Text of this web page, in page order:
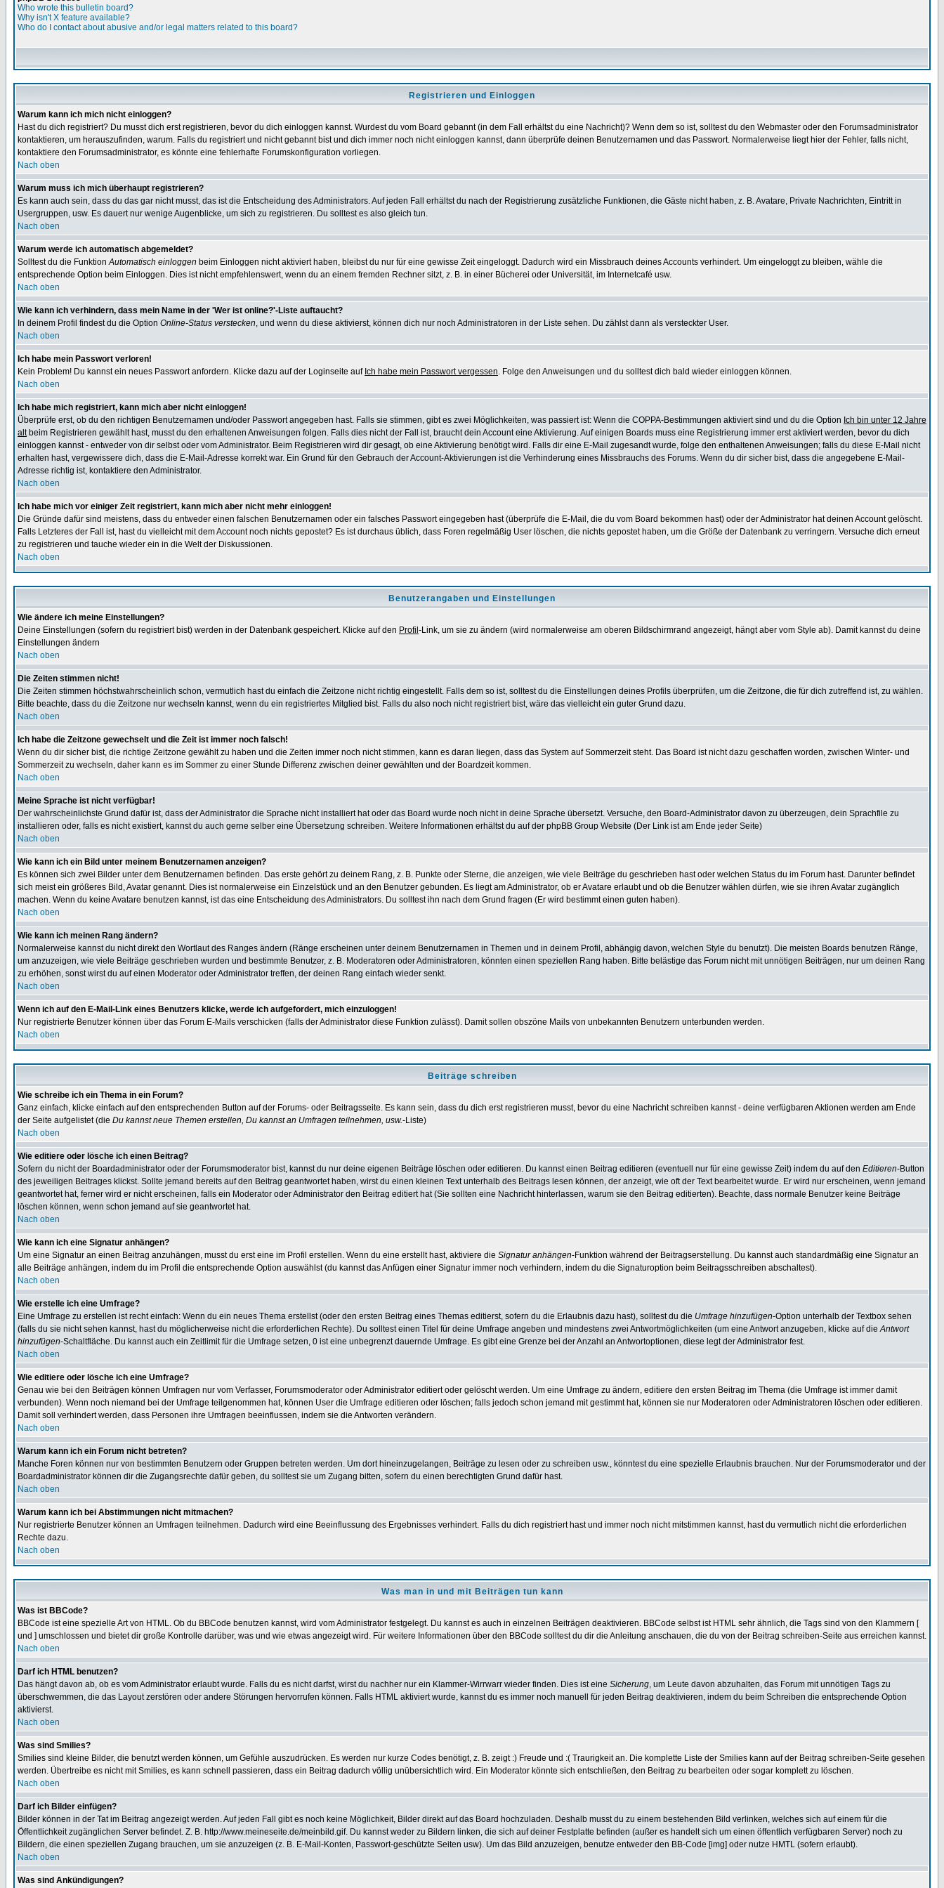
Who wrote this bulletin board?
Why isn't X feature available?
Who do I contact about abusive and/or legal matters related to this board?
Registrieren und Einloggen
Warum kann ich mich nicht einloggen?
Hast du dich registriert? Du musst dich erst registrieren, bevor du dich einloggen kannst. Wurdest du vom Board gebannt (in dem Fall erhältst du eine Nachricht)? Wenn dem so ist, solltest du den Webmaster oder den Forumsadministrator
kontaktieren, um herauszufinden, warum. Falls du registriert und nicht gebannt bist und dich immer noch nicht einloggen kannst, dann überprüfe deinen Benutzernamen und das Passwort. Normalerweise liegt hier der Fehler, falls nicht,
kontaktiere den Forumsadministrator, es könnte eine fehlerhafte Forumskonfiguration vorliegen.
Nach oben
Warum muss ich mich überhaupt registrieren?
Es kann auch sein, dass du das gar nicht musst, das ist die Entscheidung des Administrators. Auf jeden Fall erhältst du nach der Registrierung zusätzliche Funktionen, die Gäste nicht haben, z. B. Avatare, Private Nachrichten, Eintritt in
Usergruppen, usw. Es dauert nur wenige Augenblicke, um sich zu registrieren. Du solltest es also gleich tun.
Nach oben
Warum werde ich automatisch abgemeldet?
Solltest du die FunktionAutomatisch einloggen beim Einloggen nicht aktiviert haben, bleibst du nur für eine gewisse Zeit eingeloggt. Dadurch wird ein Missbrauch deines Accounts verhindert. Um eingeloggt zu bleiben, wähle die
entsprechende Option beim Einloggen. Dies ist nicht empfehlenswert, wenn du an einem fremden Rechner sitzt, z. B. in einer Bücherei oder Universität, im Internetcafé usw.
Nach oben
Wie kann ich verhindern, dass mein Name in der 'Wer ist online?'-Liste auftaucht?
In deinem Profil findest du die Option Online-Status verstecken, und wenn du diese aktivierst, können dich nur noch Administratoren in der Liste sehen. Du zählst dann als versteckter User.
Nach oben
Ich habe mein Passwort verloren!
Kein Problem! Du kannst ein neues Passwort anfordern. Klicke dazu auf der Loginseite auf Ich habe mein Passwort vergessen. Folge den Anweisungen und du solltest dich bald wieder einloggen können.
Nach oben
Ich habe mich registriert, kann mich aber nicht einloggen!
Überprüfe erst, ob du den richtigen Benutzernamen und/oder Passwort angegeben hast. Falls sie stimmen, gibt es zwei Möglichkeiten, was passiert ist: Wenn die COPPA-Bestimmungen aktiviert sind und du die Option Ich bin unter 12 Jahre
altbeim Registrieren gewählt hast, musst du den erhaltenen Anweisungen folgen. Falls dies nicht der Fall ist, braucht dein Account eine Aktivierung. Auf einigen Boards muss eine Registrierung immer erst aktiviert werden, bevor du dich
einloggen kannst - entweder von dir selbst oder vom Administrator. Beim Registrieren wird dir gesagt, ob eine Aktivierung benötigt wird. Falls dir eine E-Mail zugesandt wurde, folge den enthaltenen Anweisungen; falls du diese E-Mail nicht
erhalten hast, vergewissere dich, dass die E-Mail-Adresse korrekt war. Ein Grund für den Gebrauch der Account-Aktivierungen ist die Verhinderung eines Missbrauchs des Forums. Wenn du dir sicher bist, dass die angegebene E-Mail-
Adresse richtig ist, kontaktiere den Administrator.
Nach oben
Ich habe mich vor einiger Zeit registriert, kann mich aber nicht mehr einloggen!
Die Gründe dafür sind meistens, dass du entweder einen falschen Benutzernamen oder ein falsches Passwort eingegeben hast (überprüfe die E-Mail, die du vom Board bekommen hast) oder der Administrator hat deinen Account gelöscht.
Falls Letzteres der Fall ist, hast du vielleicht mit dem Account noch nichts gepostet? Es ist durchaus üblich, dass Foren regelmäßig User löschen, die nichts gepostet haben, um die Größe der Datenbank zu verringern. Versuche dich erneut
zu registrieren und tauche wieder ein in die Welt der Diskussionen.
Nach oben
Benutzerangaben und Einstellungen
Wie ändere ich meine Einstellungen?
Deine Einstellungen (sofern du registriert bist) werden in der Datenbank gespeichert. Klicke auf den Profil -Link, um sie zu ändern (wird normalerweise am oberen Bildschirmrand angezeigt, hängt aber vom Style ab). Damit kannst du deine
Einstellungen ändern
Nach oben
Die Zeiten stimmen nicht!
Die Zeiten stimmen höchstwahrscheinlich schon, vermutlich hast du einfach die Zeitzone nicht richtig eingestellt. Falls dem so ist, solltest du die Einstellungen deines Profils überprüfen, um die Zeitzone, die für dich zutreffend ist, zu wählen.
Bitte beachte, dass du die Zeitzone nur wechseln kannst, wenn du ein registriertes Mitglied bist. Falls du also noch nicht registriert bist, wäre das vielleicht ein guter Grund dazu.
Nach oben
Ich habe die Zeitzone gewechselt und die Zeit ist immer noch falsch!
Wenn du dir sicher bist, die richtige Zeitzone gewählt zu haben und die Zeiten immer noch nicht stimmen, kann es daran liegen, dass das System auf Sommerzeit steht. Das Board ist nicht dazu geschaffen worden, zwischen Winter- und
Sommerzeit zu wechseln, daher kann es im Sommer zu einer Stunde Differenz zwischen deiner gewählten und der Boardzeit kommen.
Nach oben
Meine Sprache ist nicht verfügbar!
Der wahrscheinlichste Grund dafür ist, dass der Administrator die Sprache nicht installiert hat oder das Board wurde noch nicht in deine Sprache übersetzt. Versuche, den Board-Administrator davon zu überzeugen, dein Sprachfile zu
installieren oder, falls es nicht existiert, kannst du auch gerne selber eine Übersetzung schreiben. Weitere Informationen erhältst du auf der phpBB Group Website (Der Link ist am Ende jeder Seite)
Nach oben
Wie kann ich ein Bild unter meinem Benutzernamen anzeigen?
Es können sich zwei Bilder unter dem Benutzernamen befinden. Das erste gehört zu deinem Rang, z. B. Punkte oder Sterne, die anzeigen, wie viele Beiträge du geschrieben hast oder welchen Status du im Forum hast. Darunter befindet
sich meist ein größeres Bild, Avatar genannt. Dies ist normalerweise ein Einzelstück und an den Benutzer gebunden. Es liegt am Administrator, ob er Avatare erlaubt und ob die Benutzer wählen dürfen, wie sie ihren Avatar zugänglich
machen. Wenn du keine Avatare benutzen kannst, ist das eine Entscheidung des Administrators. Du solltest ihn nach dem Grund fragen (Er wird bestimmt einen guten haben).
Nach oben
Wie kann ich meinen Rang ändern?
Normalerweise kannst du nicht direkt den Wortlaut des Ranges ändern (Ränge erscheinen unter deinem Benutzernamen in Themen und in deinem Profil, abhängig davon, welchen Style du benutzt). Die meisten Boards benutzen Ränge,
um anzuzeigen, wie viele Beiträge geschrieben wurden und bestimmte Benutzer, z. B. Moderatoren oder Administratoren, könnten einen speziellen Rang haben. Bitte belästige das Forum nicht mit unnötigen Beiträgen, nur um deinen Rang
zu erhöhen, sonst wirst du auf einen Moderator oder Administrator treffen, der deinen Rang einfach wieder senkt.
Nach oben
Wenn ich auf den E-Mail-Link eines Benutzers klicke, werde ich aufgefordert, mich einzuloggen!
Nur registrierte Benutzer können über das Forum E-Mails verschicken (falls der Administrator diese Funktion zulässt). Damit sollen obszöne Mails von unbekannten Benutzern unterbunden werden.
Nach oben
Beiträge schreiben
Wie schreibe ich ein Thema in ein Forum?
Ganz einfach, klicke einfach auf den entsprechenden Button auf der Forums- oder Beitragsseite. Es kann sein, dass du dich erst registrieren musst, bevor du eine Nachricht schreiben kannst - deine verfügbaren Aktionen werden am Ende
der Seite aufgelistet (die Du kannst neue Themen erstellen, Du kannst an Umfragen teilnehmen, usw.-Liste)
Nach oben
Wie editiere oder lösche ich einen Beitrag?
Sofern du nicht der Boardadministrator oder der Forumsmoderator bist, kannst du nur deine eigenen Beiträge löschen oder editieren. Du kannst einen Beitrag editieren (eventuell nur für eine gewisse Zeit) indem du auf den Editieren-Button
des jeweiligen Beitrages klickst. Sollte jemand bereits auf den Beitrag geantwortet haben, wirst du einen kleinen Text unterhalb des Beitrags lesen können, der anzeigt, wie oft der Text bearbeitet wurde. Er wird nur erscheinen, wenn jemand
geantwortet hat, ferner wird er nicht erscheinen, falls ein Moderator oder Administrator den Beitrag editiert hat (Sie sollten eine Nachricht hinterlassen, warum sie den Beitrag editierten). Beachte, dass normale Benutzer keine Beiträge
löschen können, wenn schon jemand auf sie geantwortet hat.
Nach oben
Wie kann ich eine Signatur anhängen?
Um eine Signatur an einen Beitrag anzuhängen, musst du erst eine im Profil erstellen. Wenn du eine erstellt hast, aktiviere die Signatur anhängen-Funktion während der Beitragserstellung. Du kannst auch standardmäßig eine Signatur an
alle Beiträge anhängen, indem du im Profil die entsprechende Option auswählst (du kannst das Anfügen einer Signatur immer noch verhindern, indem du die Signaturoption beim Beitragsschreiben abschaltest).
Nach oben
Wie erstelle ich eine Umfrage?
Eine Umfrage zu erstellen ist recht einfach: Wenn du ein neues Thema erstellst (oder den ersten Beitrag eines Themas editierst, sofern du die Erlaubnis dazu hast), solltest du die Umfrage hinzufügen-Option unterhalb der Textbox sehen
(falls du sie nicht sehen kannst, hast du möglicherweise nicht die erforderlichen Rechte). Du solltest einen Titel für deine Umfrage angeben und mindestens zwei Antwortmöglichkeiten (um eine Antwort anzugeben, klicke auf dieAntwort
hinzufügen-Schaltfläche. Du kannst auch ein Zeitlimit für die Umfrage setzen, 0 ist eine unbegrenzt dauernde Umfrage. Es gibt eine Grenze bei der Anzahl an Antwortoptionen, diese legt der Administrator fest.
Nach oben
Wie editiere oder lösche ich eine Umfrage?
Genau wie bei den Beiträgen können Umfragen nur vom Verfasser, Forumsmoderator oder Administrator editiert oder gelöscht werden. Um eine Umfrage zu ändern, editiere den ersten Beitrag im Thema (die Umfrage ist immer damit
verbunden). Wenn noch niemand bei der Umfrage teilgenommen hat, können User die Umfrage editieren oder löschen; falls jedoch schon jemand mit gestimmt hat, können sie nur Moderatoren oder Administratoren löschen oder editieren.
Damit soll verhindert werden, dass Personen ihre Umfragen beeinflussen, indem sie die Antworten verändern.
Nach oben
Warum kann ich ein Forum nicht betreten?
Manche Foren können nur von bestimmten Benutzern oder Gruppen betreten werden. Um dort hineinzugelangen, Beiträge zu lesen oder zu schreiben usw., könntest du eine spezielle Erlaubnis brauchen. Nur der Forumsmoderator und der
Boardadministrator können dir die Zugangsrechte dafür geben, du solltest sie um Zugang bitten, sofern du einen berechtigten Grund dafür hast.
Nach oben
Warum kann ich bei Abstimmungen nicht mitmachen?
Nur registrierte Benutzer können an Umfragen teilnehmen. Dadurch wird eine Beeinflussung des Ergebnisses verhindert. Falls du dich registriert hast und immer noch nicht mitstimmen kannst, hast du vermutlich nicht die erforderlichen
Rechte dazu.
Nach oben
Was man in und mit Beiträgen tun kann
Was ist BBCode?
BBCode ist eine spezielle Art von HTML. Ob du BBCode benutzen kannst, wird vom Administrator festgelegt. Du kannst es auch in einzelnen Beiträgen deaktivieren. BBCode selbst ist HTML sehr ähnlich, die Tags sind von den Klammern [
und ] umschlossen und bietet dir große Kontrolle darüber, was und wie etwas angezeigt wird. Für weitere Informationen über den BBCode solltest du dir die Anleitung anschauen, die du von der Beitrag schreiben-Seite aus erreichen kannst.
Nach oben
Darf ich HTML benutzen?
Das hängt davon ab, ob es vom Administrator erlaubt wurde. Falls du es nicht darfst, wirst du nachher nur ein Klammer-Wirrwarr wieder finden. Dies ist eine Sicherung, um Leute davon abzuhalten, das Forum mit unnötigen Tags zu
überschwemmen, die das Layout zerstören oder andere Störungen hervorrufen können. Falls HTML aktiviert wurde, kannst du es immer noch manuell für jeden Beitrag deaktivieren, indem du beim Schreiben die entsprechende Option
aktivierst.
Nach oben
Was sind Smilies?
Smilies sind kleine Bilder, die benutzt werden können, um Gefühle auszudrücken. Es werden nur kurze Codes benötigt, z. B. zeigt :) Freude und :( Traurigkeit an. Die komplette Liste der Smilies kann auf der Beitrag schreiben-Seite gesehen
werden. Übertreibe es nicht mit Smilies, es kann schnell passieren, dass ein Beitrag dadurch völlig unübersichtlich wird. Ein Moderator könnte sich entschließen, den Beitrag zu bearbeiten oder sogar komplett zu löschen.
Nach oben
Darf ich Bilder einfügen?
Bilder können in der Tat im Beitrag angezeigt werden. Auf jeden Fall gibt es noch keine Möglichkeit, Bilder direkt auf das Board hochzuladen. Deshalb musst du zu einem bestehenden Bild verlinken, welches sich auf einem für die
Öffentlichkeit zugänglichen Server befindet. Z. B. http://www.meineseite.de/meinbild.gif. Du kannst weder zu Bildern linken, die sich auf deiner Festplatte befinden (außer es handelt sich um einen öffentlich verfügbaren Server) noch zu
Bildern, die einen speziellen Zugang brauchen, um sie anzuzeigen (z. B. E-Mail-Konten, Passwort-geschützte Seiten usw). Um das Bild anzuzeigen, benutze entweder den BB-Code [img] oder nutze HMTL (sofern erlaubt).
Nach oben
Was sind Ankündigungen?